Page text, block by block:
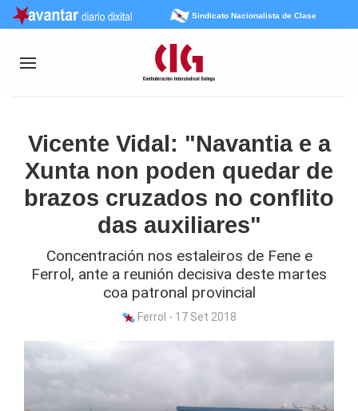
Sindicato Nacionalista de Clase
Vicente Vidal: "Navantia e a
Xunta non poden quedar de
brazos cruzados no conflito
das auxiliares"
Concentración nos estaleiros de Fene e
Ferrol, ante a reunión decisiva deste martes
coa patronal provincial
Ferrol - 17 Set 2018